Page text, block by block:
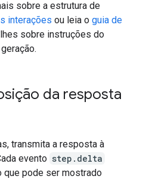
sobre a estrutura de
interações ou leia o guia de
sobre instruções do
da resposta
transmita a resposta à
evento step.delta
que pode ser mostrado